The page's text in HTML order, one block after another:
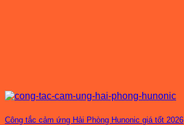
Công tắc cảm ứng Hải Phòng Hunonic giá tốt 2026